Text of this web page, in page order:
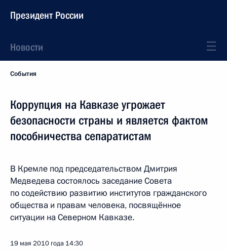
Президент России
Новости
События
Коррупция на Кавказе угрожает
безопасности страны и является фактом
пособничества сепаратистам
В Кремле под председательством Дмитрия
Медведева состоялось заседание Совета
по содействию развитию институтов гражданского
общества и правам человека, посвящённое
ситуации на Северном Кавказе.
19 мая 2010 года 14:30